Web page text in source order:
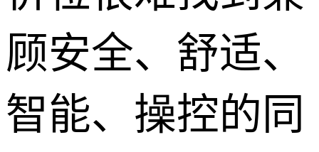
顾安全、舒适、
智能、操控的同